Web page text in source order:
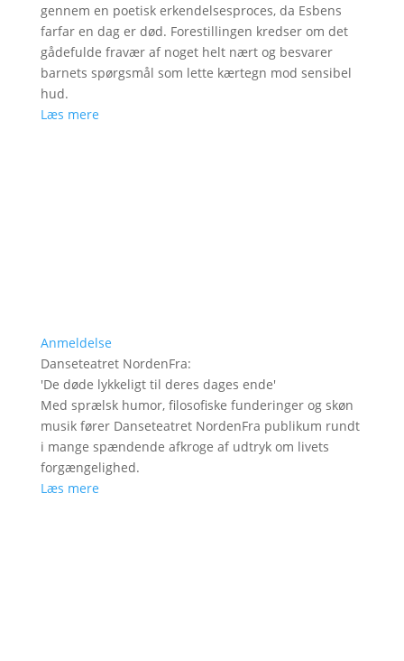
gennem en poetisk erkendelsesproces, da Esbens
farfar en dag er død. Forestillingen kredser om det
gådefulde fravær af noget helt nært og besvarer
barnets spørgsmål som lette kærtegn mod sensibel
hud.
Læs mere
Anmeldelse
Danseteatret NordenFra:
'De døde lykkeligt til deres dages ende'
Med sprælsk humor, filosofiske funderinger og skøn
musik fører Danseteatret NordenFra publikum rundt
i mange spændende afkroge af udtryk om livets
forgængelighed.
Læs mere